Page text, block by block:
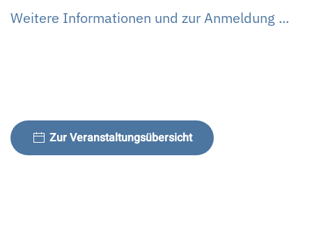
Weitere Informationen und zur Anmeldung ...
Zur Veranstaltungsübersicht